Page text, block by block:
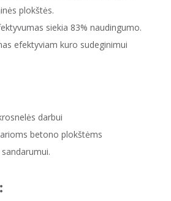
plokštės.
siekia 83% naudingumo.
efektyviam kuro sudeginimui
darbui
betono plokštėms